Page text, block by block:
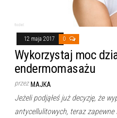
12 maja 2017 0
Wykorzystaj moc
endermomasażu
przez MAJKA
Jeżeli podjąłeś już decyzję, że
antycellulitowych, teraz